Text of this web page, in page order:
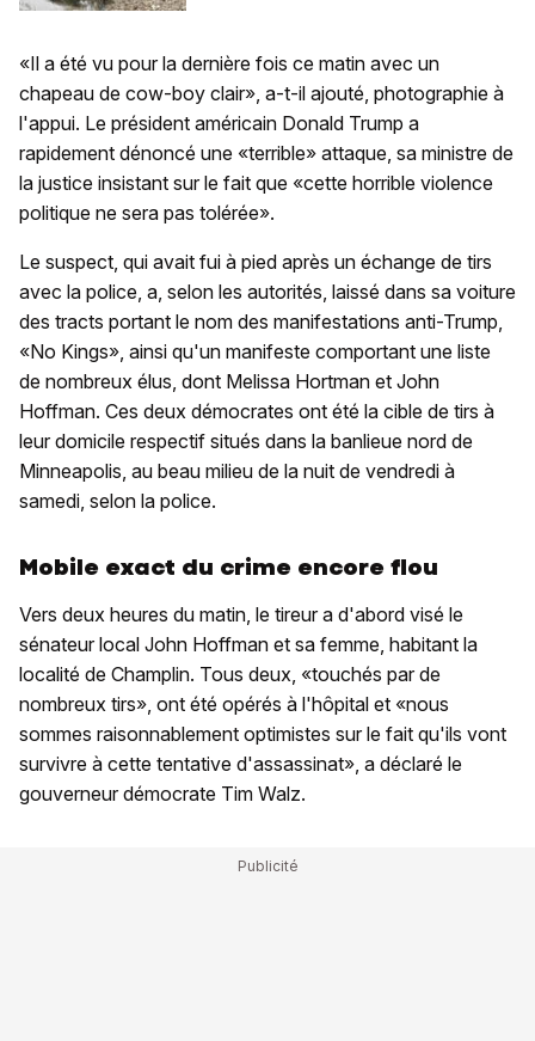
«Il a été vu pour la dernière fois ce matin avec un
chapeau de cow-boy clair», a-t-il ajouté, photographie à
l'appui. Le président américain Donald Trump a
rapidement dénoncé une «terrible» attaque, sa ministre de
la justice insistant sur le fait que «cette horrible violence
politique ne sera pas tolérée».
Le suspect, qui avait fui à pied après un échange de tirs
avec la police, a, selon les autorités, laissé dans sa voiture
des tracts portant le nom des manifestations anti-Trump,
«No Kings», ainsi qu'un manifeste comportant une liste
de nombreux élus, dont Melissa Hortman et John
Hoffman. Ces deux démocrates ont été la cible de tirs à
leur domicile respectif situés dans la banlieue nord de
Minneapolis, au beau milieu de la nuit de vendredi à
samedi, selon la police.
Mobile exact du crime encore flou
Vers deux heures du matin, le tireur a d'abord visé le
sénateur local John Hoffman et sa femme, habitant la
localité de Champlin. Tous deux, «touchés par de
nombreux tirs», ont été opérés à l'hôpital et «nous
sommes raisonnablement optimistes sur le fait qu'ils vont
survivre à cette tentative d'assassinat», a déclaré le
gouverneur démocrate Tim Walz.